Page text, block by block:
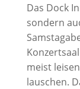
Das Dock
sondern
meist
lauschen.